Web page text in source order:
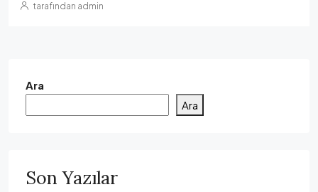
tarafından admin
Ara
Ara
Son Yazılar